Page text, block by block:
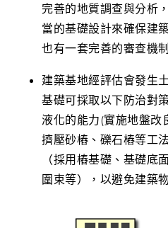
完善的地質調查與分析
當的基礎設計來確保建
也有一套完善的審查機
建築基地經評估會發生
基礎可採取以下防治對
液化的能力(實施地盤改
擠壓砂樁、礫石樁等工
（採用樁基礎、基礎底
圍束等），以避免建築